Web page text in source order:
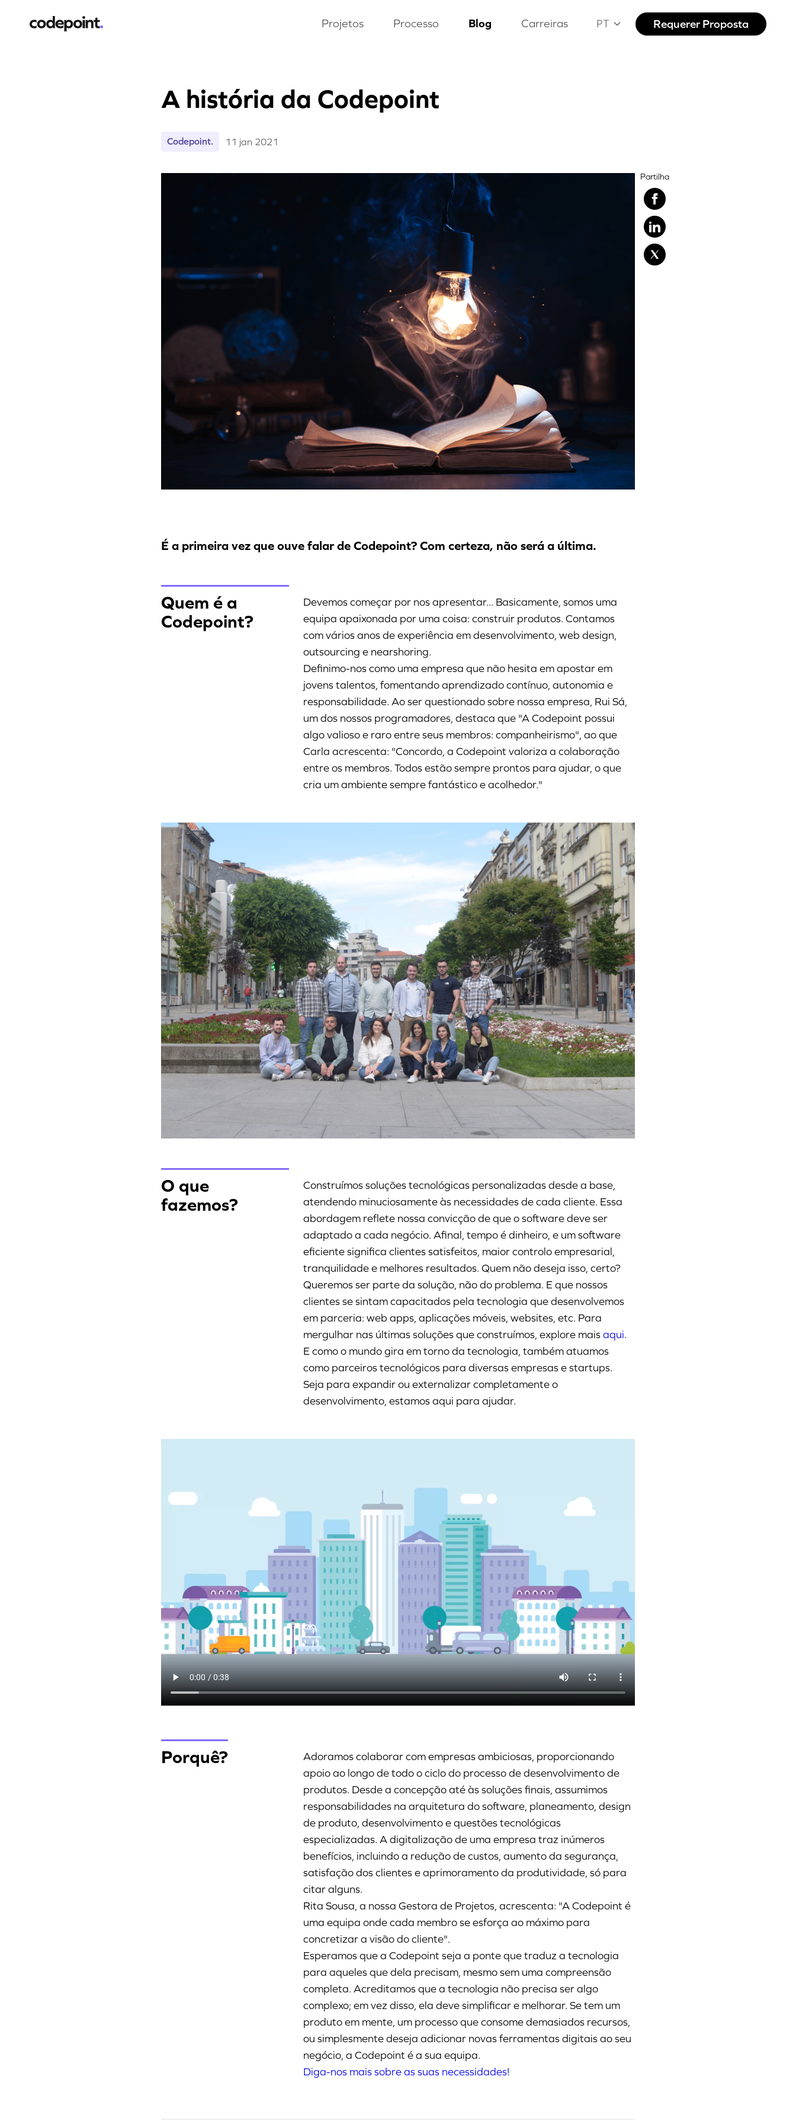
Projetos Processo Blog Carreiras PT Requerer Proposta
A história da Codepoint
Codepoint. 11 jan 2021
É a primeira vez que ouve falar de Codepoint? Com certeza, não será a última.
Quem é a
Codepoint?
Devemos começar por nos apresentar... Basicamente, somos uma
equipa apaixonada por uma coisa: construir produtos. Contamos
com vários anos de experiência em desenvolvimento, web design,
outsourcing e nearshoring.
Definimo-nos como uma empresa que não hesita em apostar em
jovens talentos, fomentando aprendizado contínuo, autonomia e
responsabilidade. Ao ser questionado sobre nossa empresa, Rui Sá,
um dos nossos programadores, destaca que "A Codepoint possui
algo valioso e raro entre seus membros: companheirismo", ao que
Carla acrescenta: "Concordo, a Codepoint valoriza a colaboração
entre os membros. Todos estão sempre prontos para ajudar, o que
cria um ambiente sempre fantástico e acolhedor."
O que
fazemos?
Construímos soluções tecnológicas personalizadas desde a base,
atendendo minuciosamente às necessidades de cada cliente. Essa
abordagem reflete nossa convicção de que o software deve ser
adaptado a cada negócio. Afinal, tempo é dinheiro, e um software
eficiente significa clientes satisfeitos, maior controlo empresarial,
tranquilidade e melhores resultados. Quem não deseja isso, certo?
Queremos ser parte da solução, não do problema. E que nossos
clientes se sintam capacitados pela tecnologia que desenvolvemos
em parceria: web apps, aplicações móveis, websites, etc. Para
mergulhar nas últimas soluções que construímos, explore maisaqui.
E como o mundo gira em torno da tecnologia, também atuamos
como parceiros tecnológicos para diversas empresas e startups.
Seja para expandir ou externalizar completamente o
desenvolvimento, estamos aqui para ajudar.
Porquê?
Adoramos colaborar com empresas ambiciosas, proporcionando
apoio ao longo de todo o ciclo do processo de desenvolvimento de
produtos. Desde a concepção até às soluções finais, assumimos
responsabilidades na arquitetura do software, planeamento, design
de produto, desenvolvimento e questões tecnológicas
especializadas. A digitalização de uma empresa traz inúmeros
benefícios, incluindo a redução de custos, aumento da segurança,
satisfação dos clientes e aprimoramento da produtividade, só para
citar alguns.
Rita Sousa, a nossa Gestora de Projetos, acrescenta: "A Codepoint é
uma equipa onde cada membro se esforça ao máximo para
concretizar a visão do cliente".
Esperamos que a Codepoint seja a ponte que traduz a tecnologia
para aqueles que dela precisam, mesmo sem uma compreensão
completa. Acreditamos que a tecnologia não precisa ser algo
complexo; em vez disso, ela deve simplificar e melhorar. Se tem um
produto em mente, um processo que consome demasiados recursos,
ou simplesmente deseja adicionar novas ferramentas digitais ao seu
negócio, a Codepoint é a sua equipa.
Diga-nos mais sobre as suas necessidades!
Partilha